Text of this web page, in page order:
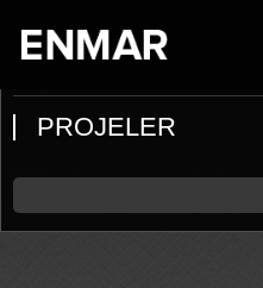
PROJELER